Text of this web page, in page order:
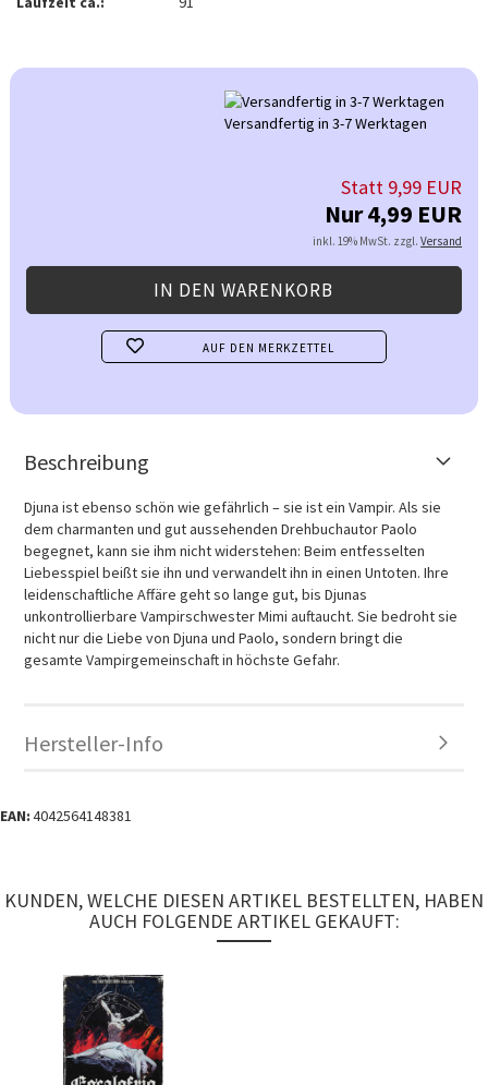
Versandfertig in 3-7 Werktagen
Statt 9,99 EUR
Nur 4,99 EUR
inkl. 19% MwSt. zzgl.Versand
AUF DEN MERKZETTEL
Beschreibung
Djuna ist ebenso schön wie gefährlich – sie ist ein Vampir. Als sie
dem charmanten und gut aussehenden Drehbuchautor Paolo
begegnet, kann sie ihm nicht widerstehen: Beim entfesselten
Liebesspiel beißt sie ihn und verwandelt ihn in einen Untoten. Ihre
leidenschaftliche Affäre geht so lange gut, bis Djunas
unkontrollierbare Vampirschwester Mimi auftaucht. Sie bedroht sie
nicht nur die Liebe von Djuna und Paolo, sondern bringt die
gesamte Vampirgemeinschaft in höchste Gefahr.
Hersteller-Info
EAN:4042564148381
KUNDEN, WELCHE DIESEN ARTIKEL BESTELLTEN, HABEN
AUCH FOLGENDE ARTIKEL GEKAUFT: